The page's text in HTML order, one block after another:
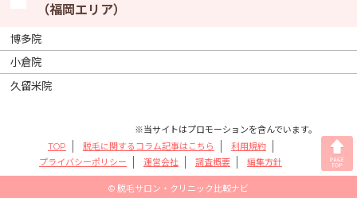
（福岡エリア）
博多院
小倉院
久留米院
※当サイトはプロモーションを含んでいます。
TOP
脱毛に関するコラム記事はこちら
利用規約
プライバシーポリシー
運営会社 調査概要 編集方針
© 脱毛サロン・クリニック比較ナビ